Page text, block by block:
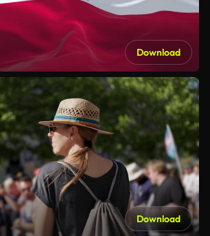
Download
Download